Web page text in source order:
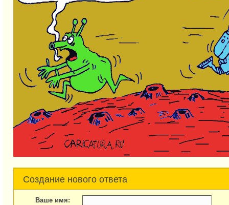
Создание нового ответа
Ваше имя: